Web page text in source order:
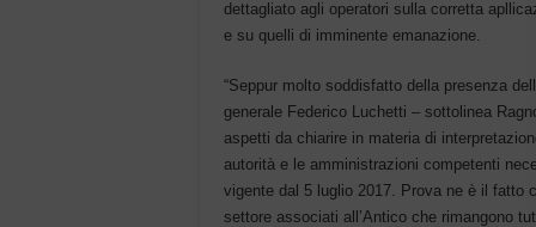
dettagliato agli operatori sulla corretta
e su quelli di imminente emanazione.
“Seppur molto soddisfatto della presenza
generale Federico Luchetti – sottolinea
aspetti da chiarire in materia di
autorità e le amministrazioni competenti
vigente dal 5 luglio 2017. Prova ne è il fatto
settore associati all’Antico che rimangono